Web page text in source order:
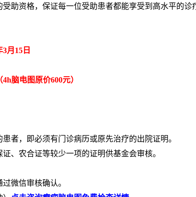
助资格，保证每一位受助患者都能享受到高水平的诊
15日
脑电图原价600元）
，即必须有门诊病历或原先治疗的出院证明。
农合证等较少一项的证明供基金会审核。
微信审核确认。